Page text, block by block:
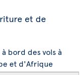
et de
bord des vols à
et d'Afrique